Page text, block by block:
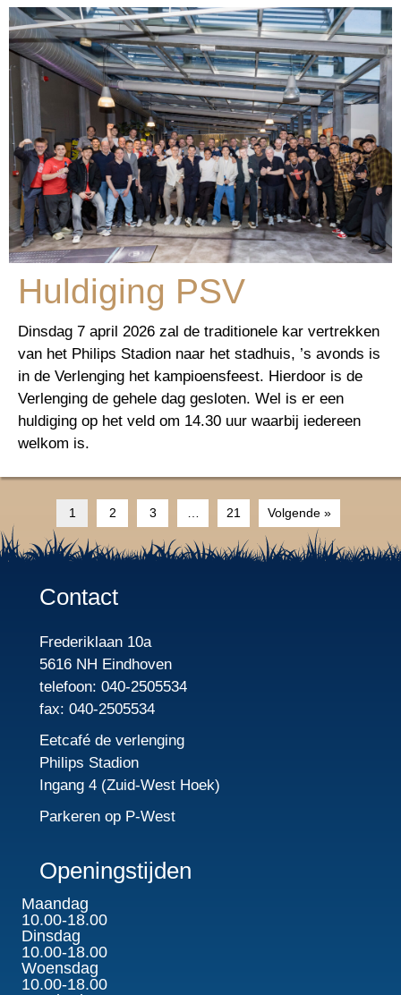
Huldiging PSV
Dinsdag 7 april 2026 zal de traditionele kar vertrekken
van het Philips Stadion naar het stadhuis, ’s avonds is
in de Verlenging het kampioensfeest. Hierdoor is de
Verlenging de gehele dag gesloten. Wel is er een
huldiging op het veld om 14.30 uur waarbij iedereen
welkom is.
1 2 3 21 Volgende »
Contact
Frederiklaan 10a
5616 NH Eindhoven
telefoon: 040-2505534
fax: 040-2505534
Eetcafé de verlenging
Philips Stadion
Ingang 4 (Zuid-West Hoek)
Parkeren op P-West
Openingstijden
Maandag
10.00-18.00
Dinsdag
10.00-18.00
Woensdag
10.00-18.00